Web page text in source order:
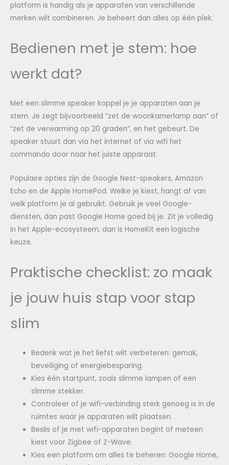
platform is handig als je apparaten van verschillende
merken wilt combineren. Je beheert dan alles op één plek.
Bedienen met je stem: hoe
werkt dat?
Met een slimme speaker koppel je je apparaten aan je
stem. Je zegt bijvoorbeeld “zet de woonkamerlamp aan” of
“zet de verwarming op 20 graden”, en het gebeurt. De
speaker stuurt dan via het internet of via wifi het
commando door naar het juiste apparaat.
Populaire opties zijn de Google Nest-speakers, Amazon
Echo en de Apple HomePod. Welke je kiest, hangt af van
welk platform je al gebruikt. Gebruik je veel Google-
diensten, dan past Google Home goed bij je. Zit je volledig
in het Apple-ecosysteem, dan is HomeKit een logische
keuze.
Praktische checklist: zo maak
je jouw huis stap voor stap
slim
Bedenk wat je het liefst wilt verbeteren: gemak,
beveiliging of energiebesparing.
Kies één startpunt, zoals slimme lampen of een
slimme stekker.
Controleer of je wifi-verbinding sterk genoeg is in de
ruimtes waar je apparaten wilt plaatsen.
Beslis of je met wifi-apparaten begint of meteen
kiest voor Zigbee of Z-Wave.
Kies een platform om alles te beheren: Google Home,